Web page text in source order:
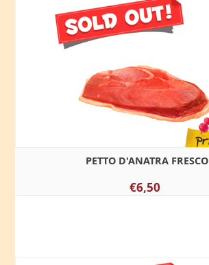
PETTO D'ANATRA FRESCO
€6,50